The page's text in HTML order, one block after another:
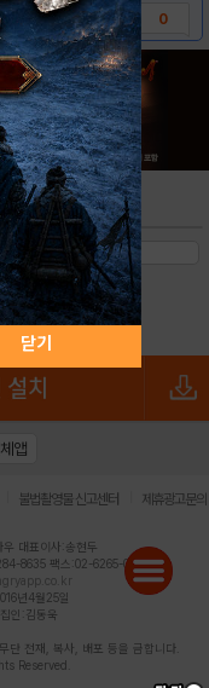
0
0
닫기
앱
불법촬영물 신고센터 제휴광고문의
대표이사:송현두
8635 팩스:02-6265-0377
년4월25일
인:김동욱
단 전재, 복사, 배포 등을 금합니다.
Reserved.